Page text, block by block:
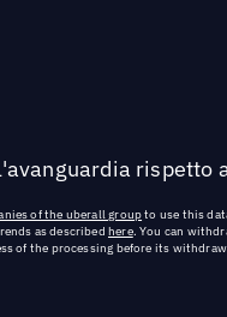
rispetto
of the uberall groupto use this
as described here. You can
of the processing before its